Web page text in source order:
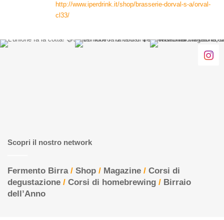
o
http://www.iperdrink.it/shop/brasserie-dorval-s-a/orval-
cl33/
Scopri il nostro network
Fermento Birra/ Shop / Magazine / Corsi di
degustazione / Corsi di homebrewing / Birraio
dell’Anno